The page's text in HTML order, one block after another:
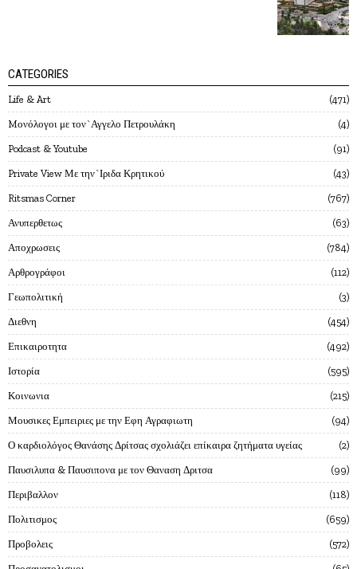
CATEGORIES
Life & Art 471
Mονόλογοι με τον`Αγγελο Πετρουλάκη 4
Podcast & Youtube 91
Private View Με την`Ιριδα Κρητικού 43
Ritsmas Corner 767
Ανυπερθετως 63
Αποχρωσεις 784
Αρθρογράφοι 112
Γεωπολιτική 3
Διεθνη 454
Επικαιροτητα 492
Ιστορία 595
Κοινωνια 215
Μουσικες Εμπειριες με την Εφη Αγραφιωτη 94
Ο καρδιολόγος Θανάσης Δρίτσας σχολιάζει επίκαιρα ζητήματα υγείας 2
Παυσιλυπα & Παυσιπονα με τον Θαναση Δριτσα 99
Περιβαλλον 118
Πολιτισμος 659
Προβολεις 572